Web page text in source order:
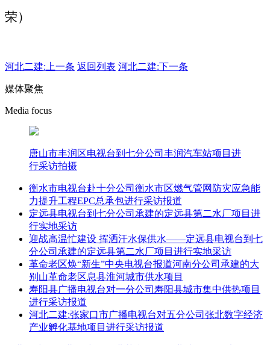
荣）
河北二建: 上一条 返回列表 河北二建:下一条
媒体聚焦
Media focus
唐山市丰润区电视台到七分公司丰润汽车站项目进
行采访拍摄
衡水市电视台赴十分公司衡水市区燃气管网防灾应急能
力提升工程EPC总承包进行采访报道
定远县电视台到七分公司承建的定远县第二水厂项目进
行实地采访
迎战高温忙建设 挥洒汗水保供水——定远县电视台到七
分公司承建的定远县第二水厂项目进行实地采访
革命老区焕“新生”中央电视台报道河南分公司承建的大
别山革命老区息县淮河城市供水项目
寿阳县广播电视台对一分公司寿阳县城市集中供热项目
进行采访报道
河北二建:张家口市广播电视台对五分公司张北数字经济
产业孵化基地项目进行采访报道